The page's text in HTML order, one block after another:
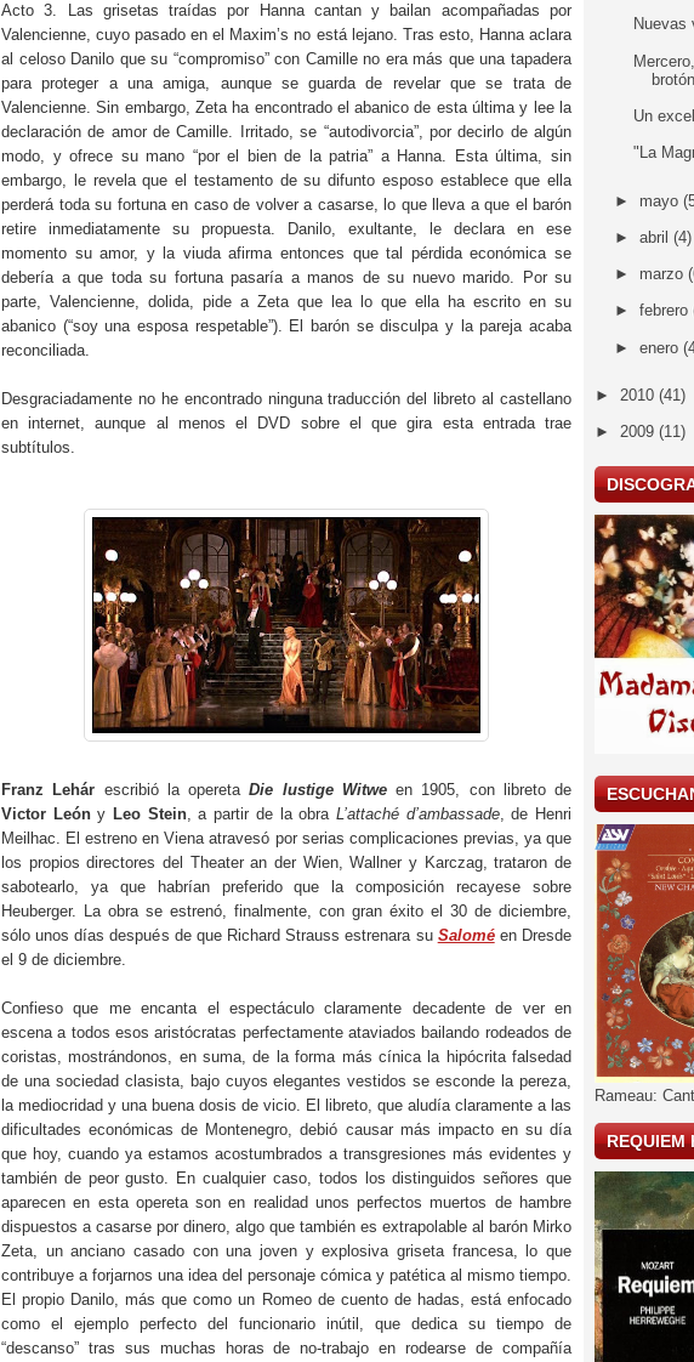
Acto 3. Las grisetas traídas por Hanna cantan y bailan acompañadas por
Valencienne, cuyo pasado en el Maxim’s no está lejano. Tras esto, Hanna aclara
al celoso Danilo que su “compromiso” con Camille no era más que una tapadera
para proteger a una amiga, aunque se guarda de revelar que se trata de
Valencienne. Sin embargo, Zeta ha encontrado el abanico de esta última y lee la
declaración de amor de Camille. Irritado, se “autodivorcia”, por decirlo de algún
modo, y ofrece su mano “por el bien de la patria” a Hanna. Esta última, sin
embargo, le revela que el testamento de su difunto esposo establece que ella
perderá toda su fortuna en caso de volver a casarse, lo que lleva a que el barón
retire inmediatamente su propuesta. Danilo, exultante, le declara en ese
momento su amor, y la viuda afirma entonces que tal pérdida económica se
debería a que toda su fortuna pasaría a manos de su nuevo marido. Por su
parte, Valencienne, dolida, pide a Zeta que lea lo que ella ha escrito en su
abanico (“soy una esposa respetable”). El barón se disculpa y la pareja acaba
reconciliada.
Desgraciadamente no he encontrado ninguna traducción del libreto al castellano
en internet, aunque al menos el DVD sobre el que gira esta entrada trae
subtítulos.
Franz Lehár escribió la operetaDie lustige Witween 1905, con libreto de
Victor Leóny Leo Stein, a partir de la obra L’attaché d’ambassade, de Henri
Meilhac. El estreno en Viena atravesó por serias complicaciones previas, ya que
los propios directores del Theater an der Wien, Wallner y Karczag, trataron de
sabotearlo, ya que habrían preferido que la composición recayese sobre
Heuberger. La obra se estrenó, finalmente, con gran éxito el 30 de diciembre,
sólo unos días después de que Richard Strauss estrenara su Saloméen Dresde
el 9 de diciembre.
Confieso que me encanta el espectáculo claramente decadente de ver en
escena a todos esos aristócratas perfectamente ataviados bailando rodeados de
coristas, mostrándonos, en suma, de la forma más cínica la hipócrita falsedad
de una sociedad clasista, bajo cuyos elegantes vestidos se esconde la pereza,
la mediocridad y una buena dosis de vicio. El libreto, que aludía claramente a las
dificultades económicas de Montenegro, debió causar más impacto en su día
que hoy, cuando ya estamos acostumbrados a transgresiones más evidentes y
también de peor gusto. En cualquier caso, todos los distinguidos señores que
aparecen en esta opereta son en realidad unos perfectos muertos de hambre
dispuestos a casarse por dinero, algo que también es extrapolable al barón Mirko
Zeta, un anciano casado con una joven y explosiva griseta francesa, lo que
contribuye a forjarnos una idea del personaje cómica y patética al mismo tiempo.
El propio Danilo, más que como un Romeo de cuento de hadas, está enfocado
como el ejemplo perfecto del funcionario inútil, que dedica su tiempo de
“descanso” tras sus muchas horas de no-trabajo en rodearse de compañía
Nuevas
Un
"La
► mayo
► abril (4)
► marzo
► febrero
► enero
► 2010 (41)
► 2009 (11)
Rameau:
REQUIEM